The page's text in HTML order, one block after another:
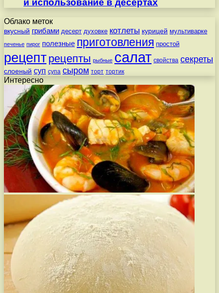
и использование в десертах
Облако меток
вкусный грибами десерт духовке котлеты курицей мультиварке
печенье пирог полезные приготовления простой
рецепт рецепты рыбные салат свойства секреты
слоеный суп супа сыром торт тортик
Интересно